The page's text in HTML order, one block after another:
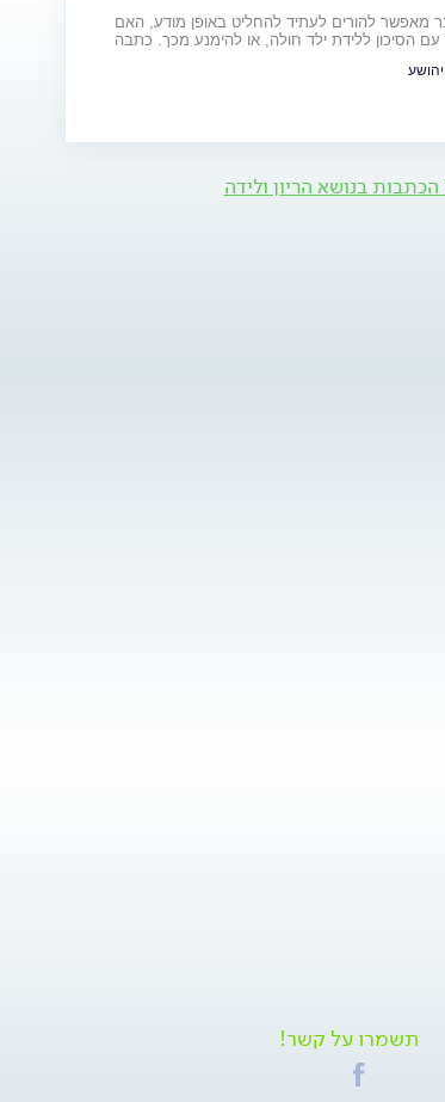
מאפשר להורים לעתיד להחליט באופן מודע, האם
עם הסיכון ללידת ילד חולה, או להימנע מכך. כתבה
הכתבות בנושא הריון ולידה
תשמרו על קשר!